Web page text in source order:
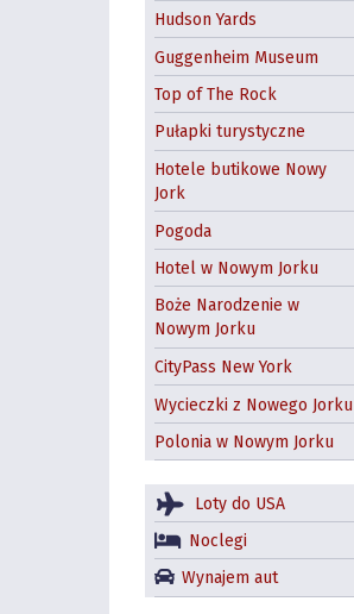
Hudson Yards
Guggenheim Museum
Top of The Rock
Pułapki turystyczne
Hotele butikowe Nowy
Jork
Pogoda
Hotel w Nowym Jorku
Boże Narodzenie w
Nowym Jorku
CityPass New York
Wycieczki z Nowego Jorku
Polonia w Nowym Jorku
Loty do USA
Noclegi
Wynajem aut